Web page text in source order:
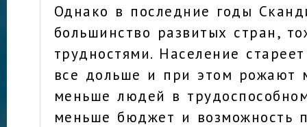
Однако в последние годы
большинство развитых стран,
трудностями. Население
все дольше и при этом рожают
меньше людей в
меньше бюджет и возможность